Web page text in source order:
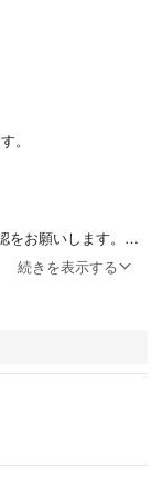
。
お願いします。
続きを表示する